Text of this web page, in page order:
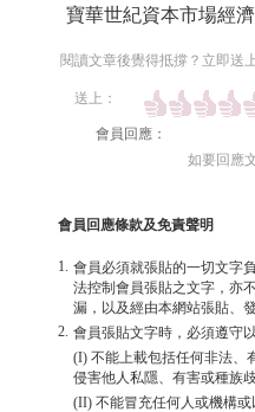
寶華世紀資本市場經
閱讀文章後覺得抵撐？立即送
送上：
會員回應：
如要回應
會員回應條款及免責聲明
1. 會員必須就張貼的一切文字
法控制會員張貼之文字，亦
漏，以及經由本網站張貼、
2. 會員張貼文字時，必須遵守
(I) 不能上載包括任何非法、
侵害他人私隱、有害或種族
(II) 不能冒充任何人或機構